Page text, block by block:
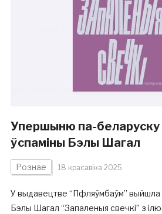
Упершыню па-беларуску
ўспаміны Бэлы Шагал
Рознае 18 красавіка 2025
У выдавецтве “Пфляўмбаўм” выйшла
Бэлы Шагал “Запаленыя свечкі” з